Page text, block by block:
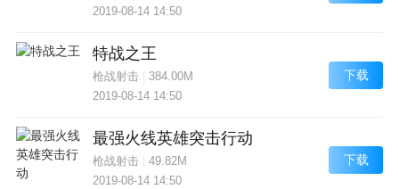
2019-08-14 14:50
特战之王
枪战射击
384.00M
2019-08-14 14:50
下载
最强火线英雄突击行动
枪战射击
49.82M
2019-08-14 14:50
下载